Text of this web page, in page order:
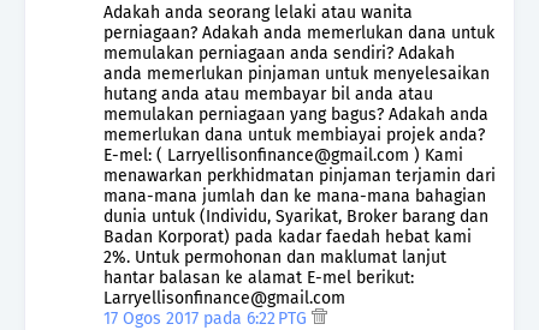
Adakah anda seorang lelaki atau wanita
perniagaan? Adakah anda memerlukan dana untuk
memulakan perniagaan anda sendiri? Adakah
anda memerlukan pinjaman untuk menyelesaikan
hutang anda atau membayar bil anda atau
memulakan perniagaan yang bagus? Adakah anda
memerlukan dana untuk membiayai projek anda?
E-mel: ( Larryellisonfinance@gmail.com ) Kami
menawarkan perkhidmatan pinjaman terjamin dari
mana-mana jumlah dan ke mana-mana bahagian
dunia untuk (Individu, Syarikat, Broker barang dan
Badan Korporat) pada kadar faedah hebat kami
2%. Untuk permohonan dan maklumat lanjut
hantar balasan ke alamat E-mel berikut:
Larryellisonfinance@gmail.com
17 Ogos 2017 pada 6:22 PTG